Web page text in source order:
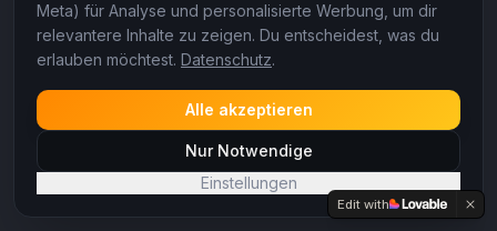
Meta) für Analyse und personalisierte Werbung, um dir
relevantere Inhalte zu zeigen. Du entscheidest, was du
erlauben möchtest. Datenschutz.
Alle akzeptieren
Nur Notwendige
Einstellungen
Edit with